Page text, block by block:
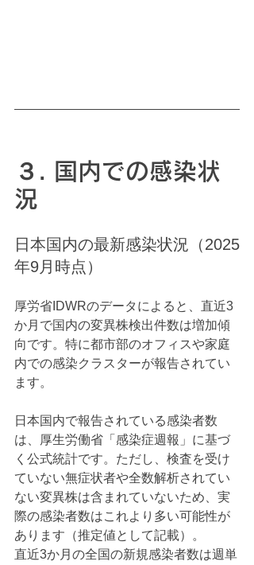
３. 国内での感染状
況
日本国内の最新感染状況（2025
年9月時点）
厚労省IDWRのデータによると、直近3
か月で国内の変異株検出件数は増加傾
向です。特に都市部のオフィスや家庭
内での感染クラスターが報告されてい
ます。
日本国内で報告されている感染者数
は、厚生労働省「感染症週報」に基づ
く公式統計です。ただし、検査を受け
ていない無症状者や全数解析されてい
ない変異株は含まれていないため、実
際の感染者数はこれより多い可能性が
あります（推定値として記載）。
直近3か月の全国の新規感染者数は週単